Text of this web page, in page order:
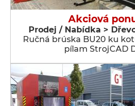
Akciová
Prodej / Nabídka >
Ručná brúska BU20 ku
pílam StrojCAD